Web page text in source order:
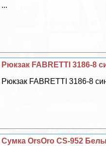
...
Рюкзак FABRETTI 3186-8
Рюкзак FABRETTI 3186-8
Сумка OrsOro CS-952